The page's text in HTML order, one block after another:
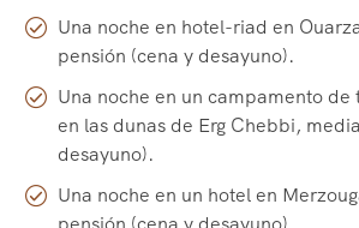
Una noche en hotel-riad en
pensión (cena y desayuno).
Una noche en un campamento de
en las dunas de Erg Chebbi,
desayuno).
Una noche en un hotel en